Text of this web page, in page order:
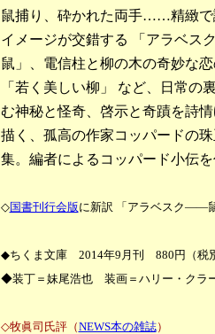
鼠捕り、砕かれた両手……精緻で
イメージが交錯する 「アラベ
鼠」、電信柱と柳の木の奇妙な
「若く美しい柳」 など、日常の
む神秘と怪奇、啓示と奇蹟を詩
描く、孤高の作家コッパードの
集。編者によるコッパード小伝
◇国書刊行会版に新訳 「アラベスク――
◆ちくま文庫 2014年9月刊
880円（税
◆装丁＝妹尾浩也 装画＝ハリー・クラ
◇牧眞司氏評（NEWS本の雑誌）